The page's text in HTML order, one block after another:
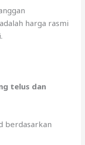
harga rasmi
telus dan
berdasarkan